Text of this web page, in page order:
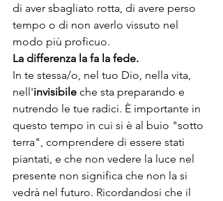
di aver sbagliato rotta, di avere perso
tempo o di non averlo vissuto nel
modo più proficuo.
La differenza la fa la fede.
In te stessa/o, nel tuo Dio, nella vita,
nell'invisibile che sta preparando e
nutrendo le tue radici. È importante in
questo tempo in cui si è al buio "sotto
terra", comprendere di essere stati
piantati, e che non vedere la luce nel
presente non significa che non la si
vedrà nel futuro. Ricordandosi che il